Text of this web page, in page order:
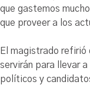
que gastemos
que proveer a los
El magistrado
servirán para llevar
políticos y